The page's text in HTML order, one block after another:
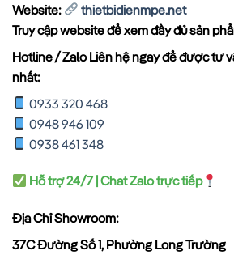
Website:
thietbidienmpe.net
Truy cập website để xem đầy đủ sản
Hotline / Zalo Liên hệ ngay để được tư
nhất:
0933 320 468
0948 946 109
0938 461 348
Hỗ trợ 24/7 | Chat Zalo trực tiếp
Địa Chỉ Showroom:
37C Đường Số 1, Phường Long Trường